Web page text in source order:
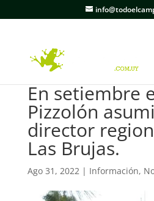
En setiembre
Pizzolón
director
Las Brujas.
Ago 31, 2022| Información,